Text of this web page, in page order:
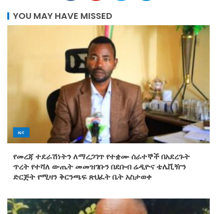
YOU MAY HAVE MISSED
ዜና
የመረጃ ተደራሽነትን ለማረጋገጥ የተቋሙ ሰራተኞች በአደረጉት
ጥረት የተሻለ ውጤት መመዝገቡን በደቡብ ሬዲዮና ቴሌቪዥን
ድርጅት የሚዛን ቅርንጫፍ ጽህፈት ቤት አስታወቀ